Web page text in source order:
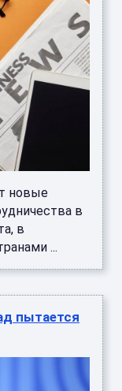
новые
в
в
...
пытается